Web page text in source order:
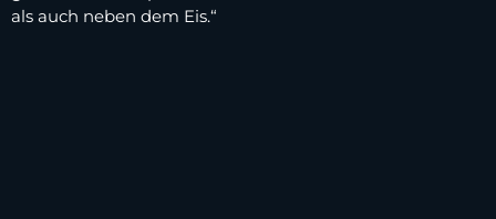
als auch neben dem Eis.“